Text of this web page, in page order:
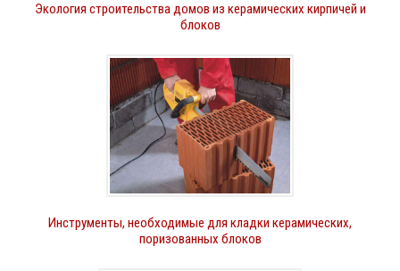
Экология строительства домов из керамических кирпичей и
блоков
Инструменты, необходимые для кладки керамических,
поризованных блоков